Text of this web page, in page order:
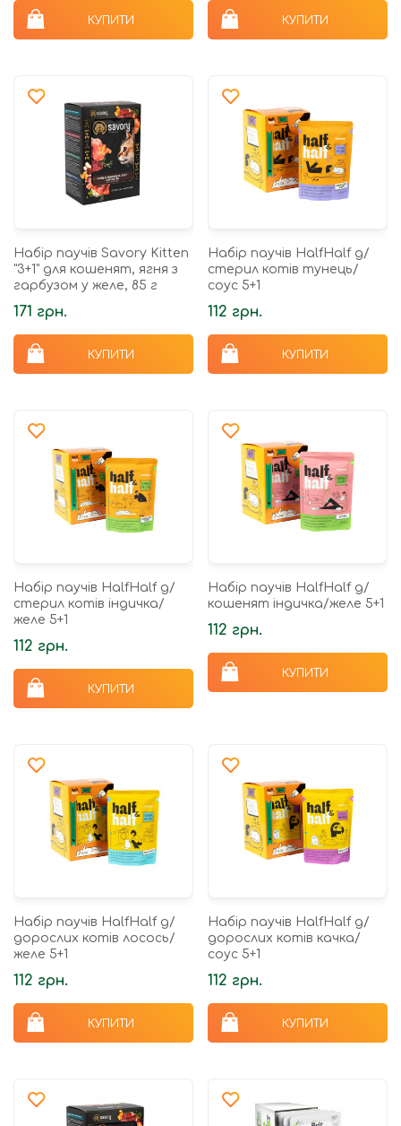
КУПИТИ КУПИТИ
Набір паучів Savory Kitten
"3+1" для кошенят, ягня з
гарбузом у желе, 85 г
171 грн.
КУПИТИ
Набір паучів HalfHalf д/
стерил котів тунець/
соус 5+1
112 грн.
КУПИТИ
Набір паучів HalfHalf д/
стерил котів індичка/
желе 5+1
112 грн.
КУПИТИ
Набір паучів HalfHalf д/
кошенят індичка/желе 5+1
112 грн.
КУПИТИ
Набір паучів HalfHalf д/
дорослих котів лосось/
желе 5+1
112 грн.
КУПИТИ
Набір паучів HalfHalf д/
дорослих котів качка/
соус 5+1
112 грн.
КУПИТИ